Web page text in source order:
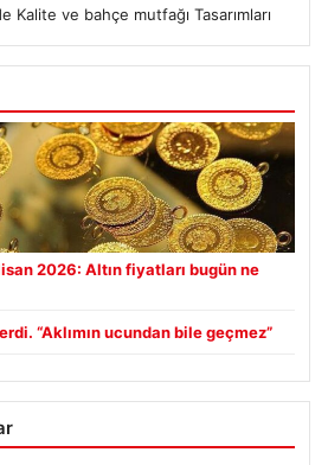
Kalite ve bahçe mutfağı Tasarımları
2026: Altın fiyatları bugün ne
“Aklımın ucundan bile geçmez”